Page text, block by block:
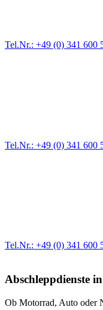
Tel.Nr.: +49 (0) 341 600
Tel.Nr.: +49 (0) 341 600
Tel.Nr.: +49 (0) 341 600
Abschleppdienste
Ob Motorrad, Auto oder